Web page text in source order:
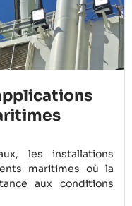
les installations
maritimes où la
aux conditions